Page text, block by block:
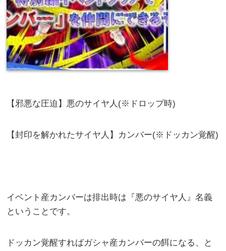
【邪悪な圧迫】悪のサイヤ人(※ドロップ時)
【封印を解かれたサイヤ人】カンバー(※ドッカン覚醒)
イベント産カンバーは排出時は『悪のサイヤ人』名義
ということです。
ドッカン覚醒すればガシャ産カンバーの餌になる、と